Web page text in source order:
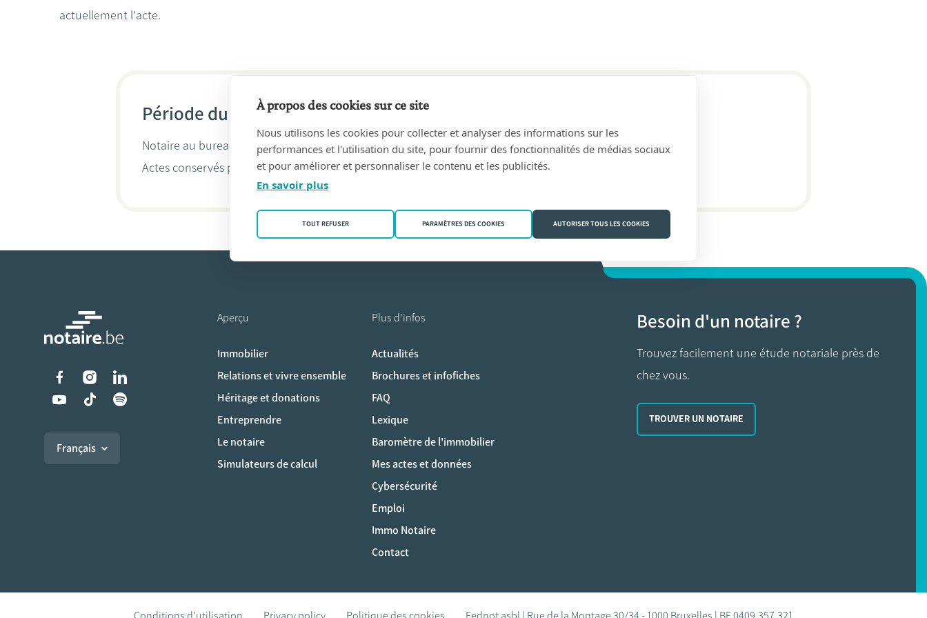
actuellement l'acte.
Période du 24/11/1950 au 20/12/1965
Notaire au bureau WETS, Paul(1030 Schaerbeek)
Actes conservés par
Isabelle Van Campenhoudt
Liens vers les réseaux sociaux
Français
Aperçu
Immobilier
Relations et vivre ensemble
Héritage et donations
Entreprendre
Le notaire
Simulateurs de calcul
Plus d'infos
Actualités
Brochures et infofiches
FAQ
Lexique
Baromètre de l'immobilier
Mes actes et données
Cybersécurité
Emploi
Immo Notaire
Contact
Besoin d'un notaire ?
Trouvez facilement une étude notariale près de
chez vous.
TROUVER UN NOTAIRE
À propos des cookies sur ce site
Nous utilisons les cookies pour collecter et analyser des informations sur les
performances et l'utilisation du site, pour fournir des fonctionnalités de médias sociaux
et pour améliorer et personnaliser le contenu et les publicités.
En savoir plus
TOUT REFUSER PARAMÈTRES DES COOKIES AUTORISER TOUS LES COOKIES